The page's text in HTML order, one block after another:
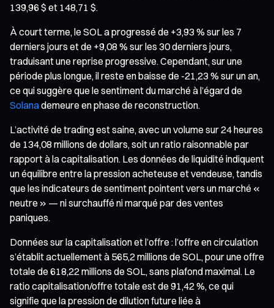
139,96 $ et 148,71 $.
À court terme, le SOL a progressé de +3,93 % sur les 7
derniers jours et de +9,08 % sur les 30 derniers jours,
traduisant une reprise progressive. Cependant, sur une
période plus longue, il reste en baisse de -21,23 % sur un an,
ce qui suggère que le sentiment du marché à l’égard de
Solanademeure en phase de reconstruction.
L’activité de trading est saine, avec un volume sur 24 heures
de 134,08 millions de dollars, soit un ratio raisonnable par
rapport à la capitalisation. Les données de liquidité indiquent
un équilibre entre la pression acheteuse et vendeuse, tandis
que les indicateurs de sentiment pointent vers un marché «
neutre » — ni surchauffé ni marqué par des ventes
paniques.
Données sur la capitalisation et l’offre : l’offre en circulation
s’établit actuellement à 565,2 millions de SOL, pour une offre
totale de 618,22 millions de SOL, sans plafond maximal. Le
ratio capitalisation/offre totale est de 91,42 %, ce qui
signifie que la pression de dilution future liée à